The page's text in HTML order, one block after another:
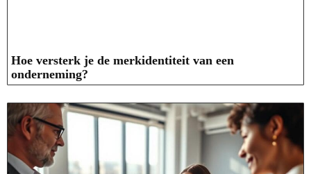
Hoe versterk je de merkidentiteit van een
onderneming?